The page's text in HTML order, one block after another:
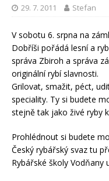
29. 7. 2011 Stefan
V sobotu 6. srpna na
Dobříši pořádá lesní a
správa Zbiroh a správa
originální rybí slavnosti.
Grilovat, smažit, péct,
speciality. Ty si budete
stejně tak jako živé ryby
Prohlédnout si budete
Český rybářský svaz tu
Rybářské školy Vodňany